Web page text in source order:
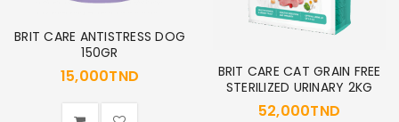
BRIT CARE ANTISTRESS DOG
150GR
15,000TND
BRIT CARE CAT GRAIN FREE
STERILIZED URINARY 2KG
52,000TND